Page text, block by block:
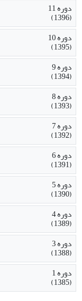
دوره 11
(1396)
دوره 10
(1395)
دوره 9
(1394)
دوره 8
(1393)
دوره 7
(1392)
دوره 6
(1391)
دوره 5
(1390)
دوره 4
(1389)
دوره 3
(1388)
دوره 1
(1385)